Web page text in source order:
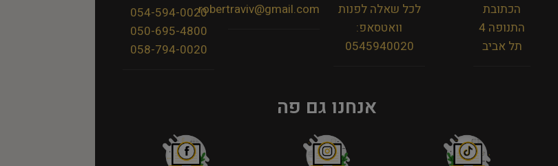
הכתובת
התנופה 4
תל אביב
לכל שאלה לפנות
וואטסאפ:
0545940020
robertraviv@gmail.com
054-594-0020
050-695-4800
058-794-0020
אנחנו גם פה